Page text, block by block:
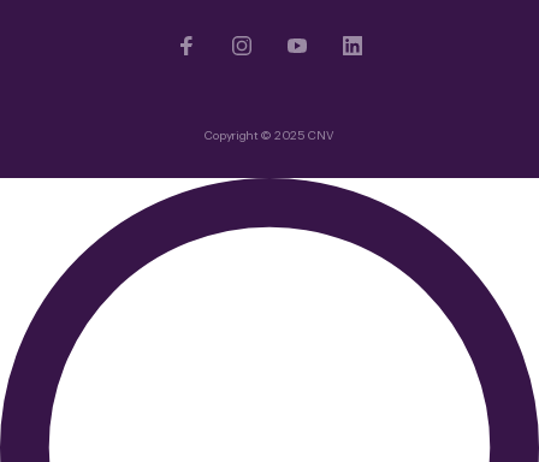
Copyright © 2025 CNV